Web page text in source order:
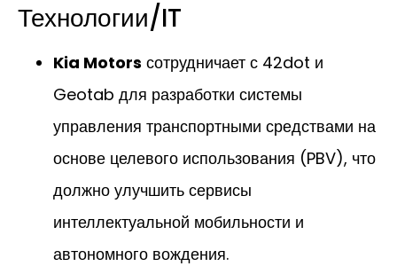
Технологии/IT
Kia Motors сотрудничает с 42dot и
Geotab для разработки системы
управления транспортными средствами на
основе целевого использования (PBV), что
должно улучшить сервисы
интеллектуальной мобильности и
автономного вождения.